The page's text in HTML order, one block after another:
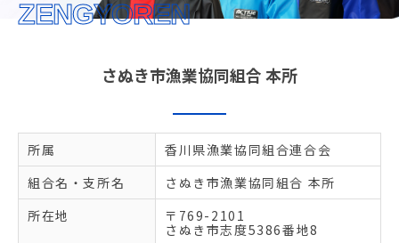
ZENGYOREN
さぬき市漁業協同組合 本所
所属
香川県漁業協同組合連合会
組合名・支所名
さぬき市漁業協同組合 本所
所在地
〒769-2101
さぬき市志度5386番地8